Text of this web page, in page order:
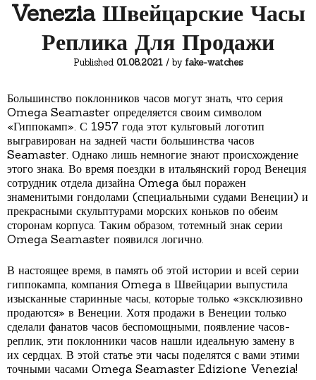
Venezia Швейцарские Часы
Реплика Для Продажи
Published 01.08.2021 / by fake-watches
Большинство поклонников часов могут знать, что серия
Omega Seamaster определяется своим символом
«Гиппокамп». С 1957 года этот культовый логотип
выгравирован на задней части большинства часов
Seamaster. Однако лишь немногие знают происхождение
этого знака. Во время поездки в итальянский город Венеция
сотрудник отдела дизайна Omega был поражен
знаменитыми гондолами (специальными судами Венеции) и
прекрасными скульптурами морских коньков по обеим
сторонам корпуса. Таким образом, тотемный знак серии
Omega Seamaster появился логично.
В настоящее время, в память об этой истории и всей серии
гиппокампа, компания Omega в Швейцарии выпустила
изысканные старинные часы, которые только «эксклюзивно
продаются» в Венеции. Хотя продажи в Венеции только
сделали фанатов часов беспомощными, появление часов-
реплик, эти поклонники часов нашли идеальную замену в
их сердцах. В этой статье эти часы поделятся с вами этими
точными часами Omega Seamaster Edizione Venezia!